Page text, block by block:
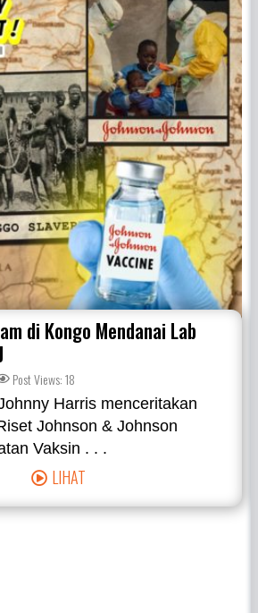
di Kongo Mendanai Lab
Post Views: 18
Harris menceritakan
Johnson & Johnson
Vaksin . . .
LIHAT